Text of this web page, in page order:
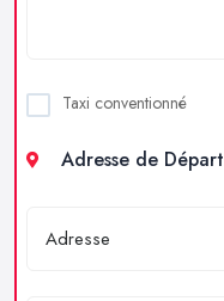
Taxi conventionné
Adresse de Départ